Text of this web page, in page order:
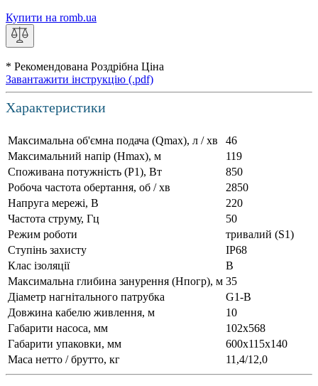
Купити на romb.ua
* Рекомендована Роздрібна Ціна
Завантажити інструкцію (.pdf)
Характеристики
Максимальна об'ємна подача (Qmax), л / хв
46
Максимальний напір (Нmax), м
119
Споживана потужність (Р1), Вт
850
Робоча частота обертання, об / хв
2850
Напруга мережі, В
220
Частота струму, Гц
50
Режим роботи
тривалий (S1)
Ступінь захисту
IP68
Клас ізоляції
В
Максимальна глибина занурення (Нпогр), м 35
Діаметр нагнітального патрубка
G1-B
Довжина кабелю живлення, м
10
Габарити насоса, мм
102x568
Габарити упаковки, мм
600х115х140
Маса нетто / брутто, кг
11,4/12,0